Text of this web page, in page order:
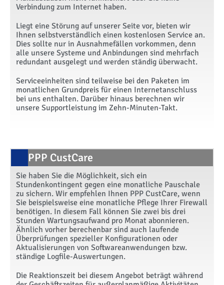
Verbindung zum Internet haben.
Liegt eine Störung auf unserer Seite vor, bieten wir
Ihnen selbstverständlich einen kostenlosen Service an.
Dies sollte nur in Ausnahmefällen vorkommen, denn
alle unsere Systeme und Anbindungen sind mehrfach
redundant ausgelegt und werden ständig überwacht.
Serviceeinheiten sind teilweise bei den Paketen im
monatlichen Grundpreis für einen Internetanschluss
bei uns enthalten. Darüber hinaus berechnen wir
unsere Supportleistung im Zehn-Minuten-Takt.
PPP CustCare
Sie haben Sie die Möglichkeit, sich ein
Stundenkontingent gegen eine monatliche Pauschale
zu sichern. Wir empfehlen Ihnen PPP CustCare, wenn
Sie beispielsweise eine monatliche Pflege Ihrer Firewall
benötigen. In diesem Fall können Sie zwei bis drei
Stunden Wartungsaufwand pro Monat abonnieren.
Ähnlich vorher berechenbar sind auch laufende
Überprüfungen spezieller Konfigurationen oder
Aktualisierungen von Softwareanwendungen bzw.
ständige Logfile-Auswertungen.
Die Reaktionszeit bei diesem Angebot beträgt während